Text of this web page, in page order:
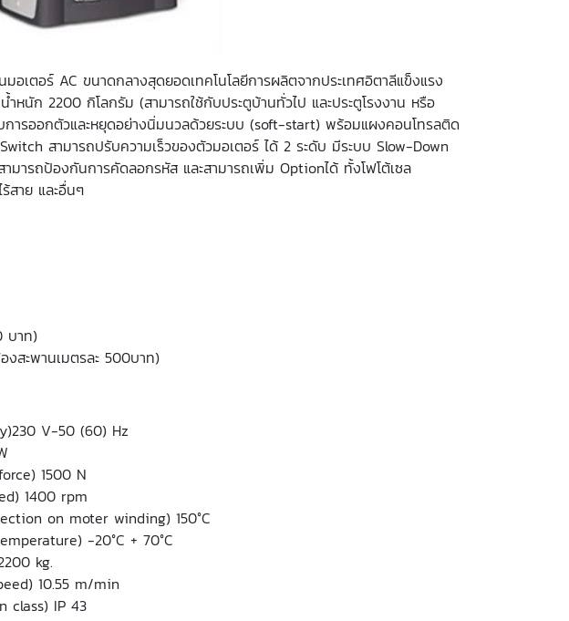
อเตอร์ AC ขนาดกลางสุดยอดเทคโนโลยีการผลิตจากประเทศอิตาลีแข็งแรง
หนัก 2200 กิโลกรัม (สามารถใช้กับประตูบ้านทั่วไป และประตูโรงงาน หรือ
การออกตัวและหยุดอย่างนิ่มนวลด้วยระบบ (soft-start) พร้อมแผงคอนโทรลติด
สามารถปรับความเร็วของตัวมอเตอร์ ได้ 2 ระดับ มีระบบ Slow-Down
ารถป้องกันการคัดลอกรหัส และสามารถเพิ่ม Optionได้ ทั้งโฟโต้เซล
สาย และอื่นๆ
บาท)
งสะพานเมตรละ 500บาท)
V-50 (60) Hz
1500 N
1400 rpm
on moter winding) 150°C
-20°C + 70°C
kg.
10.55 m/min
class) IP 43